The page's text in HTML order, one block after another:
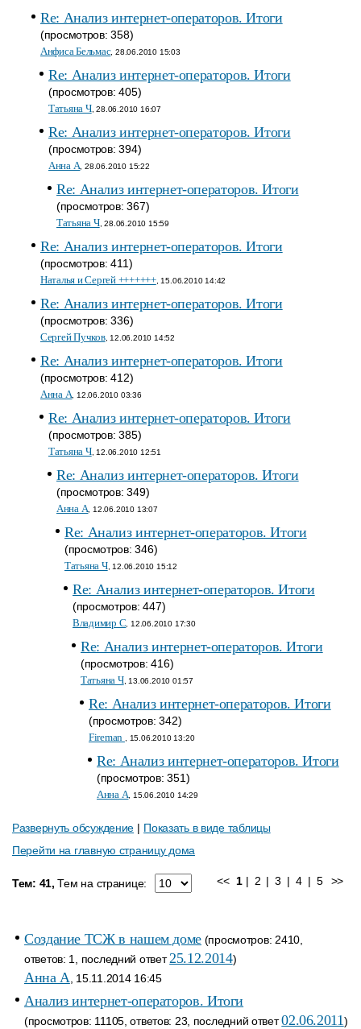
Re: Анализ интернет-операторов. Итоги
(просмотров: 358)
Анфиса Бельмас, 28.06.2010 15:03
Re: Анализ интернет-операторов. Итоги
(просмотров: 405)
Татьяна Ч , 28.06.2010 16:07
Re: Анализ интернет-операторов. Итоги
(просмотров: 394)
Анна A , 28.06.2010 15:22
Re: Анализ интернет-операторов. Итоги
(просмотров: 367)
Татьяна Ч , 28.06.2010 15:59
Re: Анализ интернет-операторов. Итоги
(просмотров: 411)
Наталья и Сергей +++++++, 15.06.2010 14:42
Re: Анализ интернет-операторов. Итоги
(просмотров: 336)
Сергей Пучков, 12.06.2010 14:52
Re: Анализ интернет-операторов. Итоги
(просмотров: 412)
Анна A , 12.06.2010 03:36
Re: Анализ интернет-операторов. Итоги
(просмотров: 385)
Татьяна Ч , 12.06.2010 12:51
Re: Анализ интернет-операторов. Итоги
(просмотров: 349)
Анна A , 12.06.2010 13:07
Re: Анализ интернет-операторов. Итоги
(просмотров: 346)
Татьяна Ч , 12.06.2010 15:12
Re: Анализ интернет-операторов. Итоги
(просмотров: 447)
Владимир С , 12.06.2010 17:30
Re: Анализ интернет-операторов. Итоги
(просмотров: 416)
Татьяна Ч , 13.06.2010 01:57
Re: Анализ интернет-операторов. Итоги
(просмотров: 342)
Fireman , 15.06.2010 13:20
Re: Анализ интернет-операторов. Итоги
(просмотров: 351)
Анна A , 15.06.2010 14:29
Развернуть обсуждение | Показать в виде таблицы
Перейти на главную страницу дома
Тем: 41, Тем на странице: << 1| 2 | 3 | 4 | 5 >>
Создание ТСЖ в нашем доме (просмотров: 2410,
ответов: 1, последний ответ25.12.2014)
Анна A , 15.11.2014 16:45
Анализ интернет-операторов. Итоги
(просмотров: 11105, ответов: 23, последний ответ02.06.2011)